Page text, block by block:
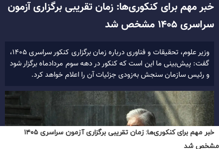
خبر مهم برای کنکوری‌ها: زمان تقریبی برگزاری آزمون سراسری ۱۴۰۵
مشخص شد